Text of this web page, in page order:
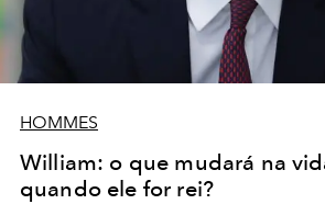
HOMMES
William: o que mudará na
quando ele for rei?